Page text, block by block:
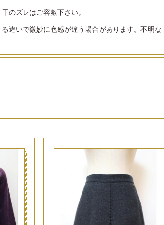
のズレはご容赦下さい。
違いで微妙に色感が違う場合があります。不明な